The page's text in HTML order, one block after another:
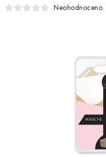
MOJE OBJEDNÁVKA
Moje
Neohodnoceno